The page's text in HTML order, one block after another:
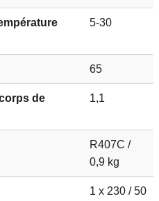
5-30
65
de
1,1
R407C /
0,9 kg
1 x 230 / 50